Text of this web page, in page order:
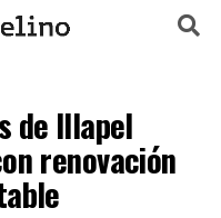
de Illapel
renovación